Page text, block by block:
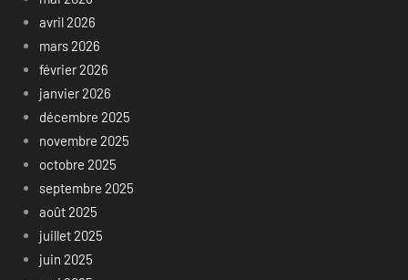
avril 2026
mars 2026
février 2026
janvier 2026
décembre 2025
novembre 2025
octobre 2025
septembre 2025
août 2025
juillet 2025
juin 2025